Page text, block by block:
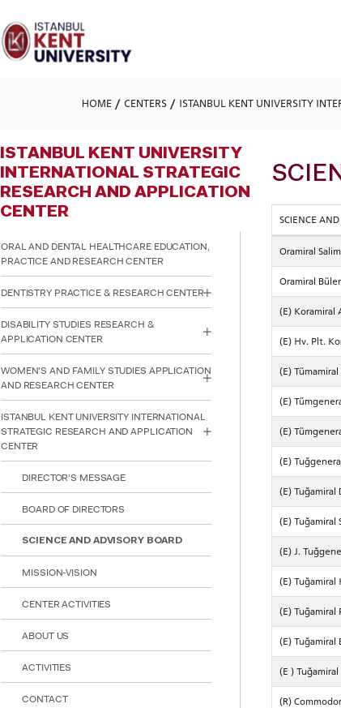
note:
This
website
includes
F11
to
the
website
people
with
who
using
a
screen
reader;
Press
Control-
F10
to
open
an
accessibility
HOME CENTERS ISTANBUL KENT UNIVERSITY
ISTANBUL KENT UNIVERSITY
INTERNATIONAL STRATEGIC
RESEARCH AND APPLICATION
CENTER
ORAL AND DENTAL HEALTHCARE EDUCATION,
PRACTICE AND RESEARCH CENTER
DENTISTRY PRACTICE & RESEARCH CENTER
DISABILITY STUDIES RESEARCH &
APPLICATION CENTER
WOMEN'S AND FAMILY STUDIES APPLICATION
AND RESEARCH CENTER
ISTANBUL KENT UNIVERSITY INTERNATIONAL
STRATEGIC RESEARCH AND APPLICATION
CENTER
DIRECTOR'S MESSAGE
BOARD OF DIRECTORS
SCIENCE AND ADVISORY BOARD
MISSION-VISION
CENTER ACTIVITIES
ABOUT US
ACTIVITIES
CONTACT
SCIENCE
Oramiral
Oramiral
(E) Koramiral
(E) Hv. Plt.
(E)
(E)
(E)
(E)
(E) Tuğamiral
(E) Tuğamiral
(E) J.
(E) Tuğamiral
(E) Tuğamiral
(E) Tuğamiral
(E )
(R)